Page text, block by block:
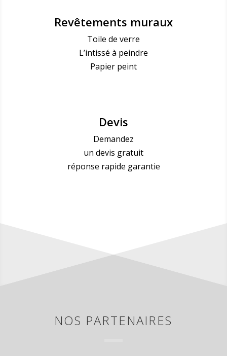
Revêtements muraux
Toile de verre
L’intissé à peindre
Papier peint
Devis
Demandez
un devis gratuit
réponse rapide garantie
NOS PARTENAIRES